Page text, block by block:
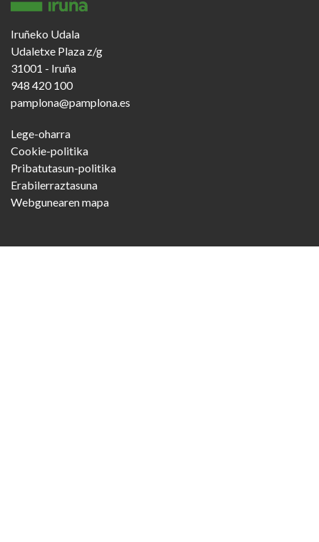
Iruñeko Udala
Udaletxe Plaza z/g
31001 - Iruña
948 420 100
pamplona@pamplona.es
Footer
menu
Lege-oharra
Cookie-politika
Pribatutasun-politika
Erabilerraztasuna
Webgunearen mapa